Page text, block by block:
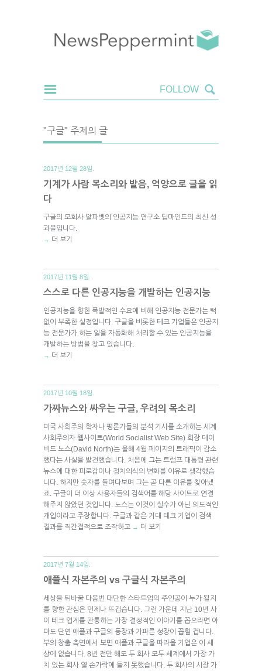
"구글" 주제의 글
2017년 12월 28일.
기계가 사람 목소리와 발음, 억양으로 글을 읽
다
구글의 모회사 알파벳의 인공지능 연구소 딥마인드의 최신 성
과물입니다.
→ 더 보기
2017년 11월 8일.
스스로 다른 인공지능을 개발하는 인공지능
인공지능을 향한 폭발적인 수요에 비해 인공지능 전문가는 턱
없이 부족한 실정입니다. 구글을 비롯한 테크 기업들은 인공지
능 전문가가 하는 일을 자동화해 처리할 수 있는 인공지능을
개발하는 방법을 찾고 있습니다.
→ 더 보기
2017년 10월 18일.
가짜뉴스와 싸우는 구글, 우려의 목소리
미국 사회주의 학자나 평론가들의 분석 기사를 소개하는 세계
사회주의자 웹사이트(World Socialist Web Site) 회장 데이
비드 노스(David North)는 올해 4월 페이지의 트래픽이 감소
했다는 사실을 발견했습니다. 처음에 그는 트럼프 대통령 관련
뉴스에 대한 피로감이나 정치의식의 변화를 이유로 생각했습
니다. 하지만 숫자를 들여다보며 그는 곧 다른 이유를 찾아냈
죠. 구글이 더 이상 사용자들의 검색어를 해당 사이트로 연결
해주지 않았던 것입니다. 노스는 이것이 실수가 아닌 의도적인
개입이라고 주장합니다. 구글과 같은 거대 테크 기업이 검색
결과를 직간접적으로 조작하고 → 더 보기
2017년 7월 14일.
애플식 자본주의 vs 구글식 자본주의
세상을 뒤바꿀 다음번 대단한 스타트업의 주인공이 누가 될지
를 향한 관심은 언제나 뜨겁습니다. 그런 가운데 지난 10년 사
이 테크 업계를 관통하는 가장 결정적인 이야기를 꼽으라면 아
마도 단연 애플과 구글의 등장과 가파른 성장이 꼽힐 겁니다.
부의 창출 측면에서 보면 애플과 구글을 따라올 기업은 이 세
상에 없습니다. 8년 전만 해도 두 회사 모두 세계에서 가장 가
치 있는 회사 열 손가락에 들지 못했습니다. 두 회사의 시장 가